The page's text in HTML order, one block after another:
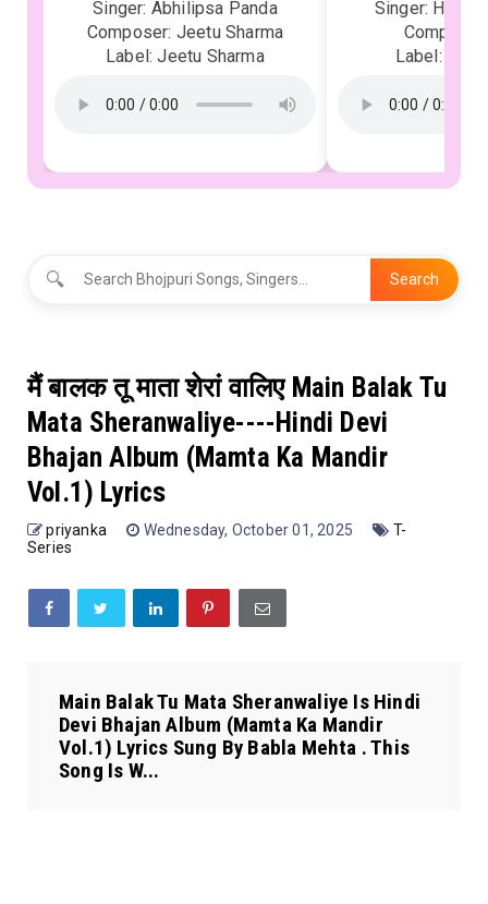
Singer: Abhilipsa Panda
Composer: Jeetu Sharma
Label: Jeetu Sharma
Singer:
Label:
🔍 Search
मैं बालक तू माता शेरां वालिए Main Balak Tu
Mata Sheranwaliye----Hindi Devi
Bhajan Album (Mamta Ka Mandir
Vol.1) Lyrics
priyanka Wednesday, October 01, 2025
T-
Series
Main Balak Tu Mata Sheranwaliye Is Hindi
Devi Bhajan Album (Mamta Ka Mandir
Vol.1) Lyrics Sung By Babla Mehta . This
Song Is W...